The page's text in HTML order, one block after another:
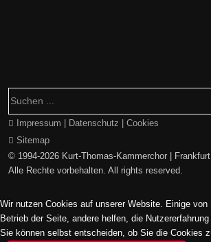
Impressum | Datenschutz | Cookies
Sitemap
© 1994-2026 Kurt-Thomas-Kammerchor | Frankfurt
Alle Rechte vorbehalten. All rights reserved.
Wir nutzen Cookies auf unserer Website. Einige
Betrieb der Seite, andere helfen, die
Sie können selbst entscheiden, ob Sie die Cookies